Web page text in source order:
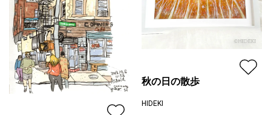
秋の日の散歩
HIDEKI